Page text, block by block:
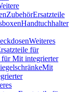
ZubehörErsatzteile
Handtuchhalter
Weiteres
für
für Mit integrierter
Mit